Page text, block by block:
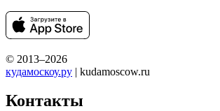
© 2013–2026
кудамоскоу.ру | kudamoscow.ru
Контакты